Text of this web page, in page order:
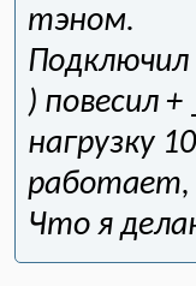
тэном.
) повесил
нагрузку
работает,
Что я